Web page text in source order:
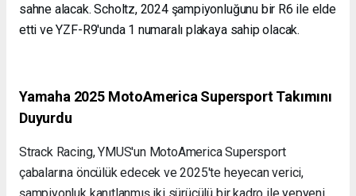
sahne alacak. Scholtz, 2024 şampiyonluğunu bir R6 ile elde
etti ve YZF-R9'unda 1 numaralı plakaya sahip olacak.
Yamaha 2025 MotoAmerica Supersport Takımını
Duyurdu
Strack Racing, YMUS'un MotoAmerica Supersport
çabalarına öncülük edecek ve 2025'te heyecan verici,
şampiyonluk kanıtlanmış iki sürücülü bir kadro ile yepyeni